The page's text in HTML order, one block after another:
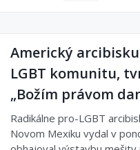
Americký
LGBT komunitu,
„Božím právom
Radikálne pro-LGBT
Novom Mexiku vydal v